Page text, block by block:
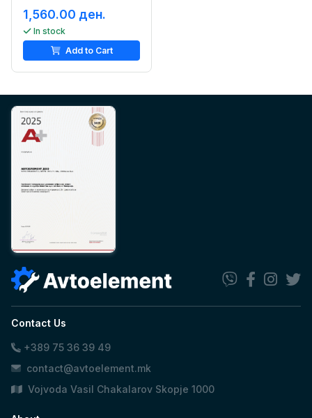
1,560.00 ден.
In stock
Add to Cart
Contact Us
+389 75 36 39 49
contact@avtoelement.mk
Vojvoda Vasil Chakalarov Skopje 1000